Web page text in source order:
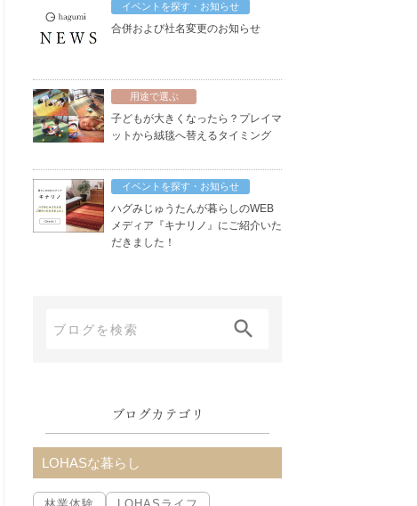
イベントを探す・お知らせ
合併および社名変更のお知らせ
用途で選ぶ
子どもが大きくなったら？プレイマ
ットから絨毯へ替えるタイミング
イベントを探す・お知らせ
ハグみじゅうたんが暮らしのWEB
メディア『キナリノ』にご紹介いた
だきました！
ブ
索:
ブログカテゴリ
LOHASな暮らし